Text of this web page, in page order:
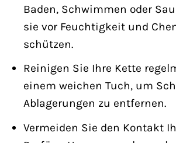
Baden, Schwimmen oder
sie vor Feuchtigkeit und
schützen.
Reinigen Sie Ihre Kette
einem weichen Tuch, um
Ablagerungen zu entfernen.
Vermeiden Sie den Kontakt